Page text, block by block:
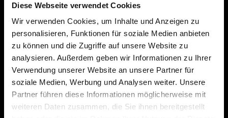
Diese Webseite verwendet Cookies
Wir verwenden Cookies, um Inhalte und Anzeigen zu
personalisieren, Funktionen für soziale Medien anbieten
zu können und die Zugriffe auf unsere Website zu
analysieren. Außerdem geben wir Informationen zu Ihrer
Verwendung unserer Website an unsere Partner für
soziale Medien, Werbung und Analysen weiter. Unsere
Partner führen diese Informationen möglicherweise mit
weiteren Daten zusammen, die Sie ihnen bereitgestellt
Einkaufen